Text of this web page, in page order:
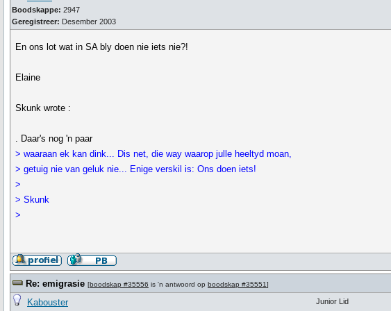
Boodskappe: 2947
Geregistreer: Desember 2003
En ons lot wat in SA bly doen nie iets nie?!
Elaine
Skunk wrote :
. Daar's nog 'n paar
> waaraan ek kan dink... Dis net, die way waarop julle heeltyd moan,
> getuig nie van geluk nie... Enige verskil is: Ons doen iets!
>
> Skunk
>
Re: emigrasie [boodskap #35556 is 'n antwoord op boodskap #35551]
Kabouster Junior Lid